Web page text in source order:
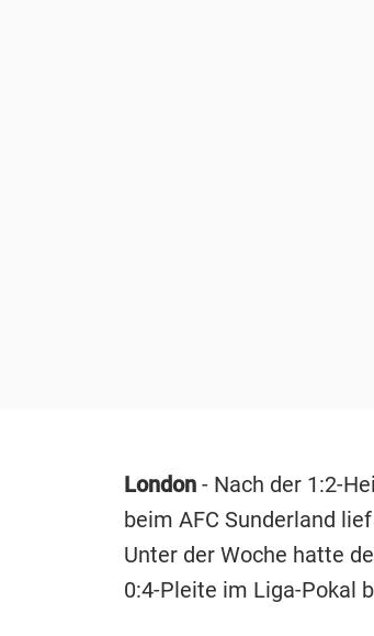
London- Nach der 1:2-
beim AFC Sunderland
Unter der Woche hatte
0:4-Pleite im Liga-Pokal